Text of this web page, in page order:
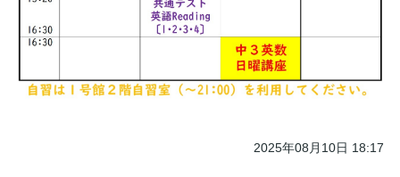
2025年08月10日 18:17